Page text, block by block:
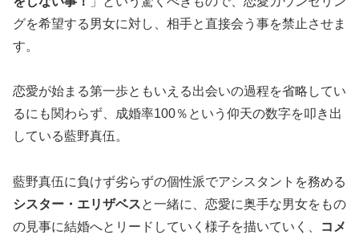
グを希望する男女に対し、相手と直接会う事を禁止させま
す。
恋愛が始まる第一歩ともいえる出会いの過程を省略してい
るにも関わらず、成婚率100％という仰天の数字を叩き出
している藍野真伍。
藍野真伍に負けず劣らずの個性派でアシスタントを務める
シスター・エリザベスと一緒に、恋愛に奥手な男女をもの
の見事に結婚へとリードしていく様子を描いていく、
コメ